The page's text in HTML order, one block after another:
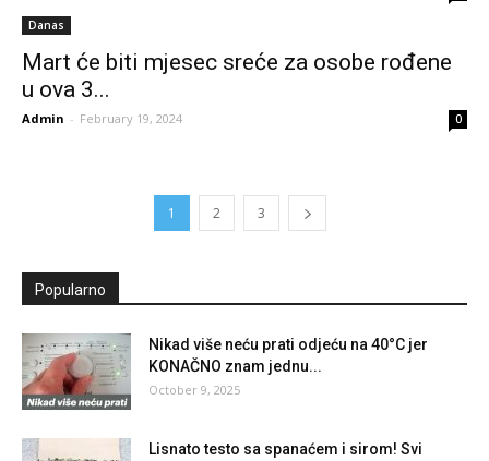
Danas
Mart će biti mjesec sreće za osobe rođene
u ova 3...
Admin - February 19, 2024 0
1 2 3
Popularno
Nikad više neću prati odjeću na 40°C jer
KONAČNO znam jednu...
October 9, 2025
Lisnato testo sa spanaćem i sirom! Svi